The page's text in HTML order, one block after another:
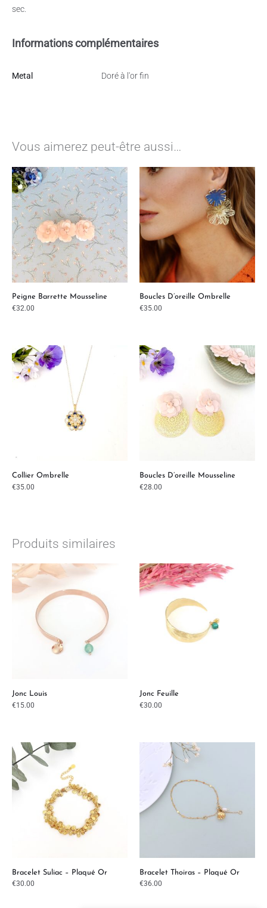
sec.
Informations complémentaires
Metal Doré à l'or fin
Vous aimerez peut-être aussi…
Peigne Barrette Mousseline
€32.00
Boucles D’oreille Ombrelle
€35.00
Collier Ombrelle
€35.00
Boucles D’oreille Mousseline
€28.00
Produits similaires
Jonc Louis
€15.00
Jonc Feuille
€30.00
Bracelet Suliac – Plaqué Or
€30.00
Bracelet Thoiras – Plaqué Or
€36.00